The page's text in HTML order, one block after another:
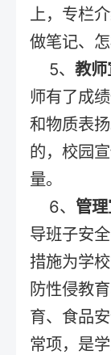
上，专栏
做笔记、
5、教
师有了成
和物质表
的，校园
量。
6、管
导班子安
措施为学
防性侵教
育、食品
常项，是